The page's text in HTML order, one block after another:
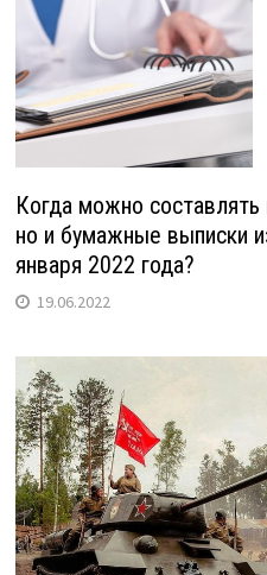
Когда можно
но и бумажные выписки
января 2022 года?
19.06.2022